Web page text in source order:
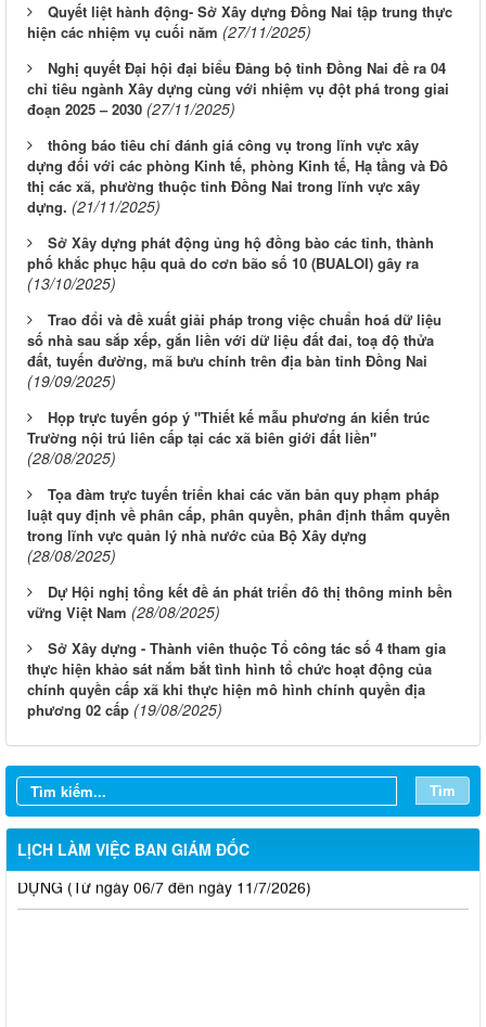
Quyết liệt hành động- Sở Xây dựng Đồng Nai tập trung thực
hiện các nhiệm vụ cuối năm (27/11/2025)
Nghị quyết Đại hội đại biểu Đảng bộ tỉnh Đồng Nai đề ra 04
chỉ tiêu ngành Xây dựng cùng với nhiệm vụ đột phá trong giai
đoạn 2025 – 2030 (27/11/2025)
thông báo tiêu chí đánh giá công vụ trong lĩnh vực xây
dựng đối với các phòng Kinh tế, phòng Kinh tế, Hạ tầng và Đô
thị các xã, phường thuộc tỉnh Đồng Nai trong lĩnh vực xây
dựng. (21/11/2025)
Sở Xây dựng phát động ủng hộ đồng bào các tỉnh, thành
phố khắc phục hậu quả do cơn bão số 10 (BUALOI) gây ra
(13/10/2025)
Trao đổi và đề xuất giải pháp trong việc chuẩn hoá dữ liệu
số nhà sau sắp xếp, gắn liền với dữ liệu đất đai, toạ độ thửa
đất, tuyến đường, mã bưu chính trên địa bàn tỉnh Đồng Nai
(19/09/2025)
Họp trực tuyến góp ý "Thiết kế mẫu phương án kiến trúc
Trường nội trú liên cấp tại các xã biên giới đất liền"
(28/08/2025)
Tọa đàm trực tuyến triển khai các văn bản quy phạm pháp
luật quy định về phân cấp, phân quyền, phân định thẩm quyền
trong lĩnh vực quản lý nhà nước của Bộ Xây dựng
(28/08/2025)
Dự Hội nghị tổng kết đề án phát triển đô thị thông minh bền
vững Việt Nam (28/08/2025)
Sở Xây dựng - Thành viên thuộc Tổ công tác số 4 tham gia
thực hiện khảo sát nắm bắt tình hình tổ chức hoạt động của
chính quyền cấp xã khi thực hiện mô hình chính quyền địa
phương 02 cấp (19/08/2025)
Tìm
LỊCH LÀM VIỆC BAN GIÁM ĐỐC
LỊCH CÔNG TÁC CỦA LÃNH ĐẠO SỞ XÂY DỰNG (Từ ngày
03/8 đến ngày 08/8/2026)
THÔNG BÁO LỊCH CÔNG TÁC CỦA LÃNH ĐẠO SỞ XÂY
DỰNG (Từ ngày 27/7 đến ngày 31/7/2026)
THÔNG BÁO LỊCH CÔNG TÁC CỦA LÃNH ĐẠO SỞ XÂY
DỰNG (Từ ngày 20/7 đến ngày 25/7/2026)
THÔNG BÁO LỊCH CÔNG TÁC CỦA LÃNH ĐẠO SỞ XÂY
DỰNG (Từ ngày 06/7 đến ngày 11/7/2026)